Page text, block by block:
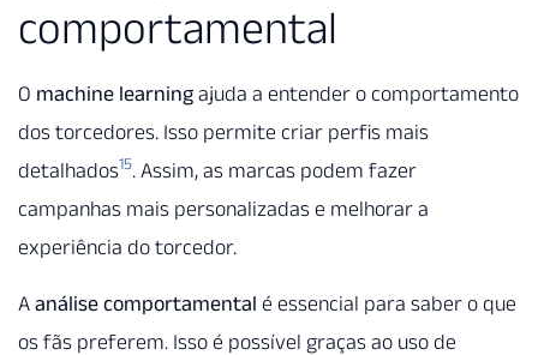
comportamental
O machine learningajuda a entender o comportamento
dos torcedores. Isso permite criar perfis mais
detalhados15. Assim, as marcas podem fazer
campanhas mais personalizadas e melhorar a
experiência do torcedor.
A análise comportamental é essencial para saber o que
os fãs preferem. Isso é possível graças ao uso de